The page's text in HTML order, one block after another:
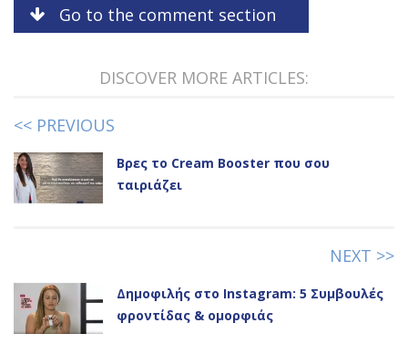
Go to the comment section
DISCOVER MORE ARTICLES:
<< PREVIOUS
Βρες το Cream Booster που σου
ταιριάζει
NEXT >>
Δημοφιλής στο Instagram: 5 Συμβουλές
φροντίδας & ομορφιάς